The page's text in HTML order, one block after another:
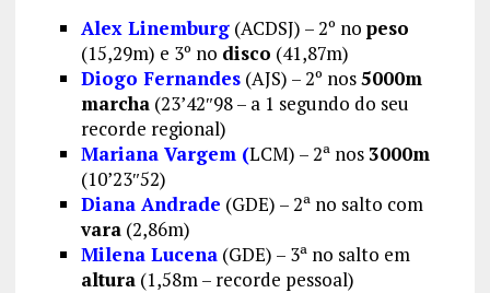
Alex Linemburg(ACDSJ) – 2º no peso
(15,29m) e 3º no disco (41,87m)
Diogo Fernandes(AJS) – 2º nos5000m
marcha(23’42″98 – a 1 segundo do seu
recorde regional)
Mariana Vargem (LCM) – 2ª nos3000m
(10’23″52)
Diana Andrade (GDE) – 2ª no salto com
vara(2,86m)
Milena Lucena(GDE) – 3ª no salto em
altura(1,58m – recorde pessoal)